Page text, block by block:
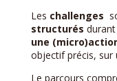
Les challenges
structurés
une
objectif précis, sur
Le parcours